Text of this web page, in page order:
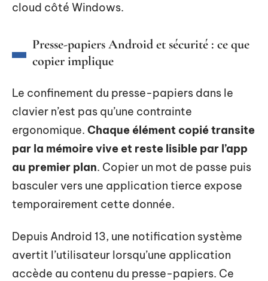
cloud côté Windows.
Presse-papiers Android et sécurité : ce que
copier implique
Le confinement du presse-papiers dans le
clavier n’est pas qu’une contrainte
ergonomique. Chaque élément copié transite
par la mémoire vive et reste lisible par l’app
au premier plan. Copier un mot de passe puis
basculer vers une application tierce expose
temporairement cette donnée.
Depuis Android 13, une notification système
avertit l’utilisateur lorsqu’une application
accède au contenu du presse-papiers. Ce